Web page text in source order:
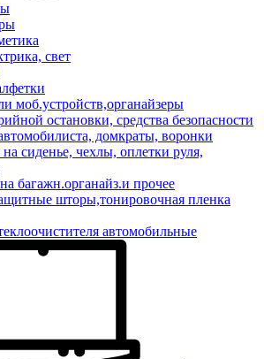
свет
моб.устройств,органайзеры
остановки, средства безопасности
домкраты, воронки
сиденье, чехлы, оплетки руля,
багажн.органайз.и прочее
шторы,тонировочная пленка
автомобильные